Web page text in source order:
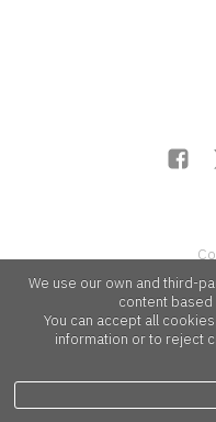
We use our own and third-
content based
You can accept all
information or to reject